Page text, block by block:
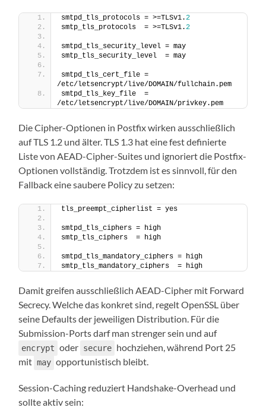
smtpd_tls_protocols = >=TLSv1.2
smtp_tls_protocols  = >=TLSv1.2
smtpd_tls_security_level = may
smtp_tls_security_level  = may
smtpd_tls_cert_file =
/etc/letsencrypt/live/DOMAIN/fullchain.pem
smtpd_tls_key_file  =
/etc/letsencrypt/live/DOMAIN/privkey.pem
Die Cipher-Optionen in Postfix wirken ausschließlich
auf TLS 1.2 und älter. TLS 1.3 hat eine fest definierte
Liste von AEAD-Cipher-Suites und ignoriert die Postfix-
Optionen vollständig. Trotzdem ist es sinnvoll, für den
Fallback eine saubere Policy zu setzen:
tls_preempt_cipherlist = yes
smtpd_tls_ciphers = high
smtp_tls_ciphers  = high
smtpd_tls_mandatory_ciphers = high
smtp_tls_mandatory_ciphers  = high
Damit greifen ausschließlich AEAD-Cipher mit Forward
Secrecy. Welche das konkret sind, regelt OpenSSL über
seine Defaults der jeweiligen Distribution. Für die
Submission-Ports darf man strenger sein und auf
encrypt oder secure hochziehen, während Port 25
mit may opportunistisch bleibt.
Session-Caching reduziert Handshake-Overhead und
sollte aktiv sein: